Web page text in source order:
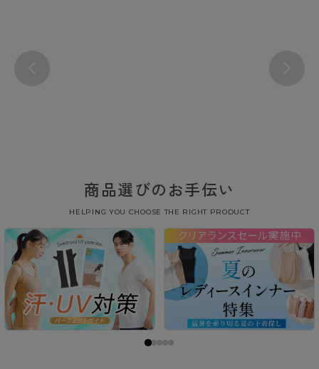
商品選びのお手伝い
HELPING YOU CHOOSE THE RIGHT PRODUCT